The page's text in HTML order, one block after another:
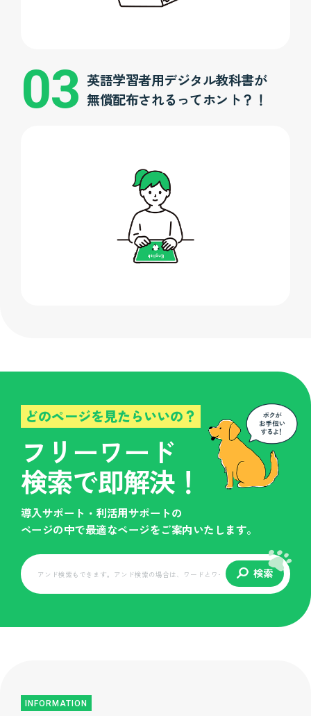
英語学習者用デジタル教科書が
無償配布されるってホント？！
どのページを見たらいいの？
フリーワード
検索で即解決！
導入サポート・利活用サポートの
ページの中で最適なページをご案内いたします。
検索
INFORMATION